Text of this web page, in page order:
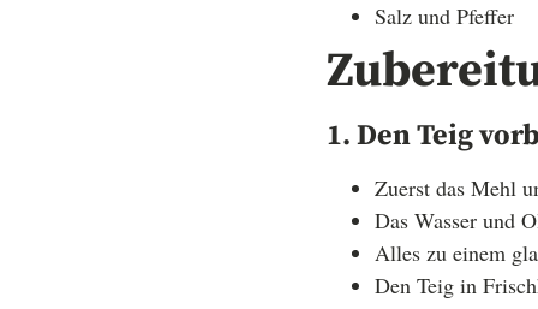
Salz und Pfeffer
1. Den Teig
Zuerst das Mehl
Das Wasser und
Alles zu einem
Den Teig in